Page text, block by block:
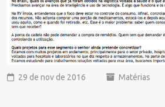
29 de nov de 2016 Matérias